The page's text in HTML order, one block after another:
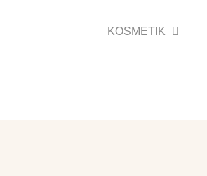
KOSMETIK